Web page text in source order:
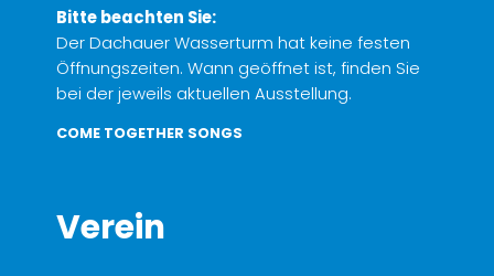
Bitte beachten Sie:
Der Dachauer Wasserturm hat keine festen
Öffnungszeiten. Wann geöffnet ist, finden Sie
bei der jeweils aktuellen Ausstellung.
COME TOGETHER SONGS
Verein